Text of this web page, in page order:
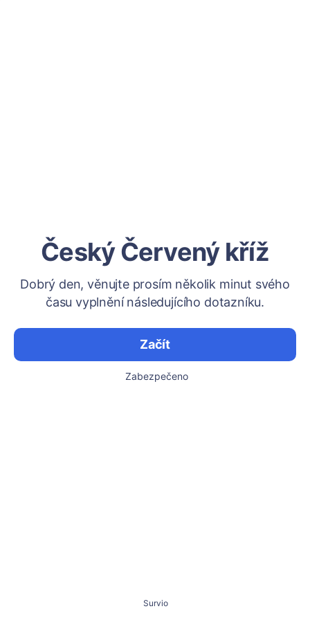
Český Červený kříž
Dobrý den, věnujte prosím několik minut svého
času vyplnění následujícího dotazníku.
Začít
Zabezpečeno
Survio